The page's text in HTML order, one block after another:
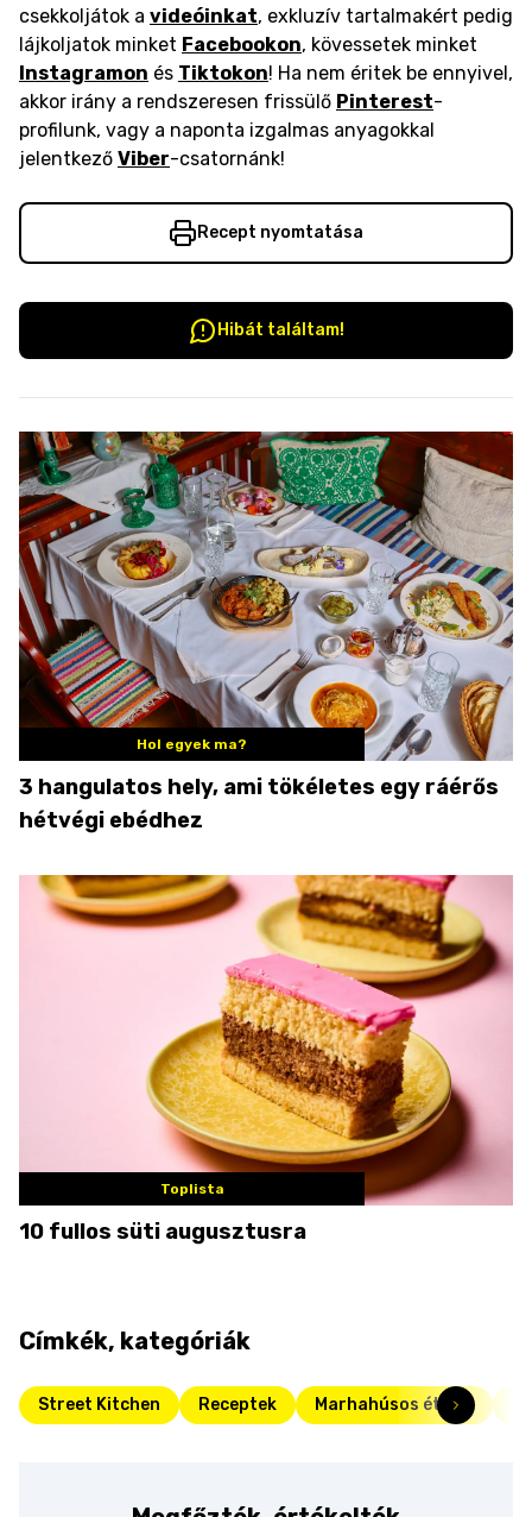
csekkoljátok a videóinkat, exkluzív tartalmakért pedig
lájkoljatok minket Facebookon, kövessetek minket
Instagramon és Tiktokon! Ha nem éritek be ennyivel,
akkor irány a rendszeresen frissülő Pinterest-
profilunk, vagy a naponta izgalmas anyagokkal
jelentkező Viber-csatornánk!
Recept nyomtatása
Hibát találtam!
Hol egyek ma?
3 hangulatos hely, ami tökéletes egy ráérős
hétvégi ebédhez
Toplista
10 fullos süti augusztusra
Címkék, kategóriák
Street Kitchen Receptek Marhahúsos ételek